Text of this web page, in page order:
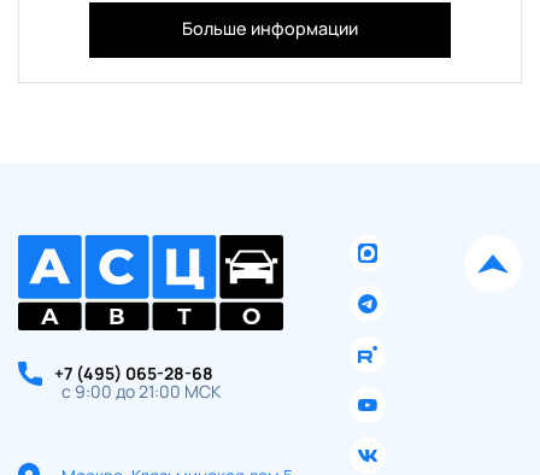
Больше информации
+7 (495) 065-28-68
с 9:00 до 21:00 МСК